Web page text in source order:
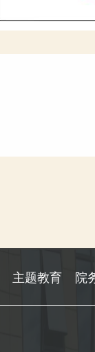
主题教育 院